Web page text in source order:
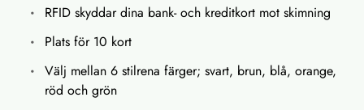
RFID skyddar dina bank- och kreditkort mot skimning
Plats för 10 kort
Välj mellan 6 stilrena färger; svart, brun, blå, orange,
röd och grön